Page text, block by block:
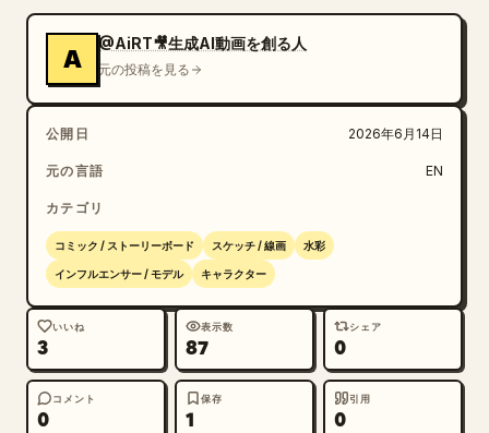
A
@AiRT🎥生成AI動画を創る人
元の投稿を見る
公開日 2026年6月14日
元の言語 EN
カテゴリ
コミック / ストーリーボード スケッチ / 線画 水彩
インフルエンサー / モデル キャラクター
いいね
3
表示数
87
シェア
0
コメント
0
保存
1
引用
0